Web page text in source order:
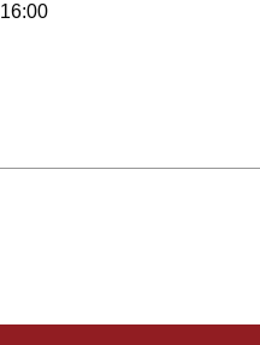
16:00